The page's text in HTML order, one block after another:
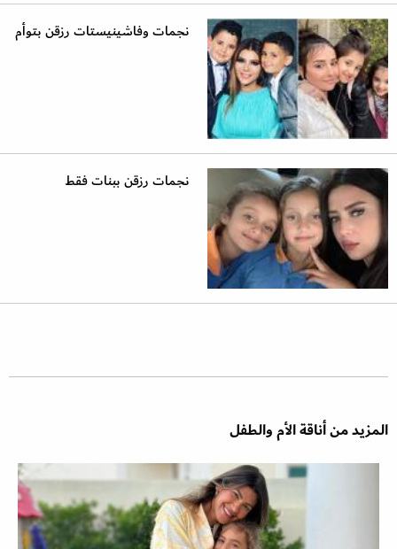
نجمات وفاشينيستات رزقن بتوأم
نجمات رزقن ببنات فقط
المزيد من أناقة الأم والطفل